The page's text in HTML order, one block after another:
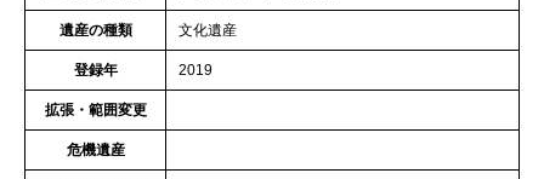
遺産の種類 文化遺産
登録年 2019
拡張・範囲変更
危機遺産